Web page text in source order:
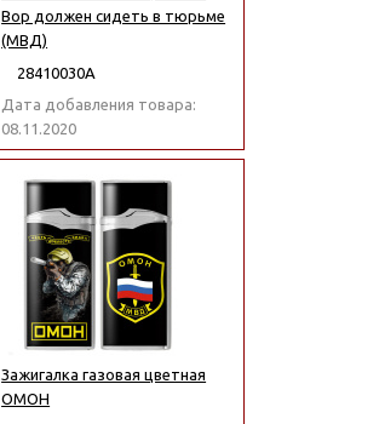
Вор должен сидеть в тюрьме
(МВД)
28410030А
Дата добавления товара:
08.11.2020
Зажигалка газовая цветная
ОМОН